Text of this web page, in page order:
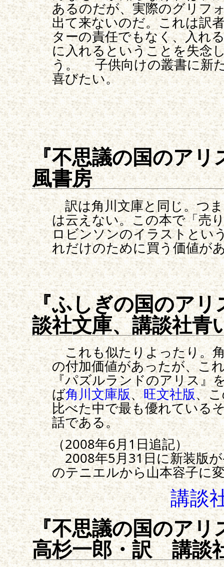
あるのだが、実際のグリフ
出て来ないのだ。これは訳
ターの責任でもなく、入れ
に入れるということを失念
う。 子供向けの叢書に新
喜びたい。
『不思議の国のア
風書房
訳は角川文庫と同じ。つ
は云えない。この本で「売
ロビンソンのイラストとい
れだけのために買う価値が
『ふしぎの国のア
談社文庫、講談社青
これも似たりよったり。
の付加価値があったが、こ
『パズルランドのアリス』
ば角川文庫版、旺文社版、
比べた中で最も優れている
話である。
（2008年6月1日追記）
2008年5月31日に新装版が
のテニエルから山本容子に
講談
『不思議の国のア
高杉一郎・訳 講談